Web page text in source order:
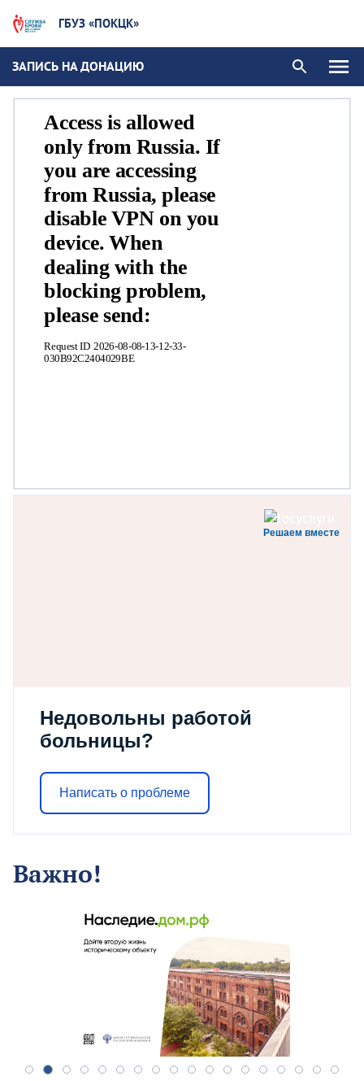
ГБУЗ «ПОКЦК»
ЗАПИСЬ НА ДОНАЦИЮ
Решаем вместе
Недовольны работой
больницы?
Написать о проблеме
Важно!